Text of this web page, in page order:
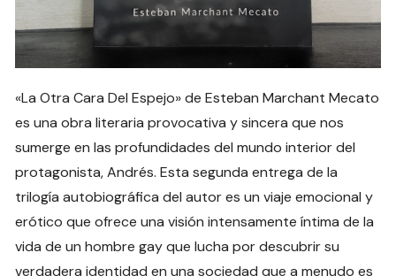
«La Otra Cara Del Espejo» de Esteban Marchant Mecato
es una obra literaria provocativa y sincera que nos
sumerge en las profundidades del mundo interior del
protagonista, Andrés. Esta segunda entrega de la
trilogía autobiográfica del autor es un viaje emocional y
erótico que ofrece una visión intensamente íntima de la
vida de un hombre gay que lucha por descubrir su
verdadera identidad en una sociedad que a menudo es